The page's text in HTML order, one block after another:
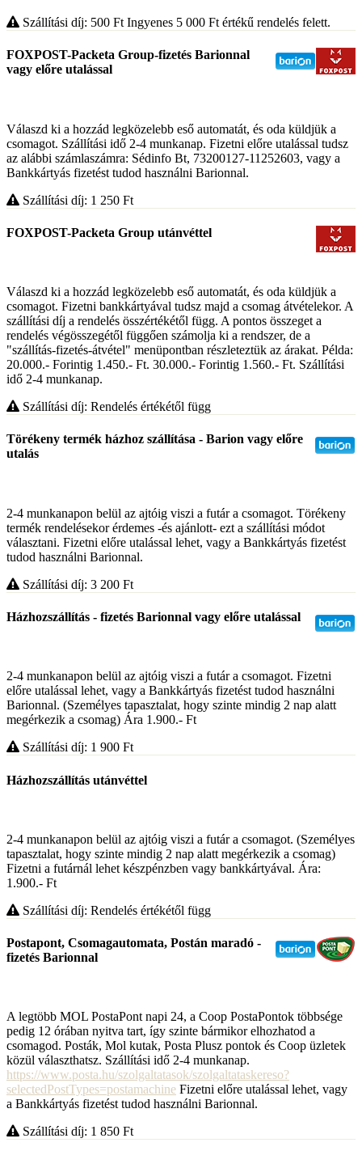
Szállítási díj: 500 Ft Ingyenes 5 000 Ft értékű rendelés felett.
FOXPOST-Packeta Group-fizetés Barionnal
vagy előre utalással
Válaszd ki a hozzád legközelebb eső automatát, és oda küldjük a
csomagot. Szállítási idő 2-4 munkanap. Fizetni előre utalással tudsz
az alábbi számlaszámra: Sédinfo Bt, 73200127-11252603, vagy a
Bankkártyás fizetést tudod használni Barionnal.
Szállítási díj: 1 250 Ft
FOXPOST-Packeta Group utánvéttel
Válaszd ki a hozzád legközelebb eső automatát, és oda küldjük a
csomagot. Fizetni bankkártyával tudsz majd a csomag átvételekor. A
szállítási díj a rendelés összértékétől függ. A pontos összeget a
rendelés végösszegétől függően számolja ki a rendszer, de a
"szállítás-fizetés-átvétel" menüpontban részleteztük az árakat. Példa:
20.000.- Forintig 1.450.- Ft. 30.000.- Forintig 1.560.- Ft. Szállítási
idő 2-4 munkanap.
Szállítási díj: Rendelés értékétől függ
Törékeny termék házhoz szállítása - Barion vagy előre
utalás
2-4 munkanapon belül az ajtóig viszi a futár a csomagot. Törékeny
termék rendelésekor érdemes -és ajánlott- ezt a szállítási módot
választani. Fizetni előre utalással lehet, vagy a Bankkártyás fizetést
tudod használni Barionnal.
Szállítási díj: 3 200 Ft
Házhozszállítás - fizetés Barionnal vagy előre utalással
2-4 munkanapon belül az ajtóig viszi a futár a csomagot. Fizetni
előre utalással lehet, vagy a Bankkártyás fizetést tudod használni
Barionnal. (Személyes tapasztalat, hogy szinte mindig 2 nap alatt
megérkezik a csomag) Ára 1.900.- Ft
Szállítási díj: 1 900 Ft
Házhozszállítás utánvéttel
2-4 munkanapon belül az ajtóig viszi a futár a csomagot. (Személyes
tapasztalat, hogy szinte mindig 2 nap alatt megérkezik a csomag)
Fizetni a futárnál lehet készpénzben vagy bankkártyával. Ára:
1.900.- Ft
Szállítási díj: Rendelés értékétől függ
Postapont, Csomagautomata, Postán maradó -
fizetés Barionnal
A legtöbb MOL PostaPont napi 24, a Coop PostaPontok többsége
pedig 12 órában nyitva tart, így szinte bármikor elhozhatod a
csomagod. Posták, Mol kutak, Posta Plusz pontok és Coop üzletek
közül választhatsz. Szállítási idő 2-4 munkanap.
https://www.posta.hu/szolgaltatasok/szolgaltataskereso?
selectedPostTypes=postamachine Fizetni előre utalással lehet, vagy
a Bankkártyás fizetést tudod használni Barionnal.
Szállítási díj: 1 850 Ft